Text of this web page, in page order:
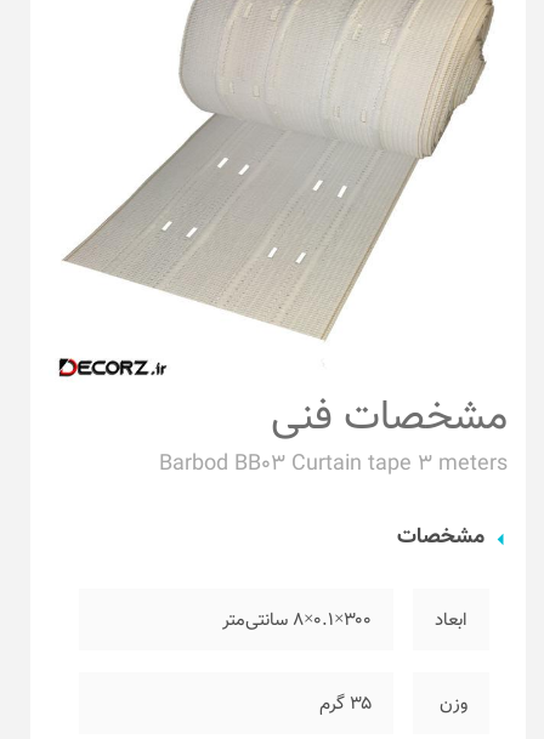
مشخصات فنی
Barbod BB03 Curtain tape 3 meters
مشخصات
ابعاد ۳۰۰×۰.۱×۸ سانتی‌متر
وزن ۳۵ گرم